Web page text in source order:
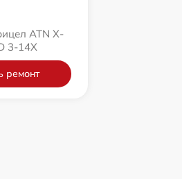
ATN X-
3-14X
ремонт